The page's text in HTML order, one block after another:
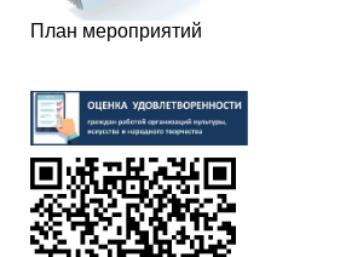
План мероприятий